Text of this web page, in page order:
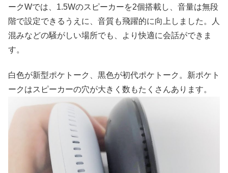
ークWでは、1.5Wのスピーカーを2個搭載し、音量は無段
階で設定できるうえに、音質も飛躍的に向上しました。人
混みなどの騒がしい場所でも、より快適に会話ができま
す。
白色が新型ポケトーク、黒色が初代ポケトーク。新ポケト
ークはスピーカーの穴が大きく数もたくさんあります。